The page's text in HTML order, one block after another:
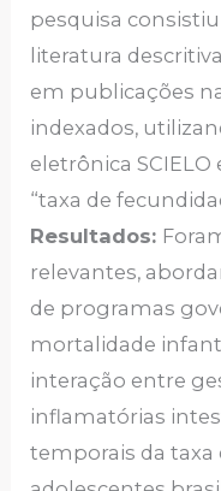
pesquisa
literatura
em publicações
indexados,
eletrônica SCIELO
“taxa de
Resultados:
relevantes,
de programas
mortalidade
interação entre
inflamatórias
temporais da taxa